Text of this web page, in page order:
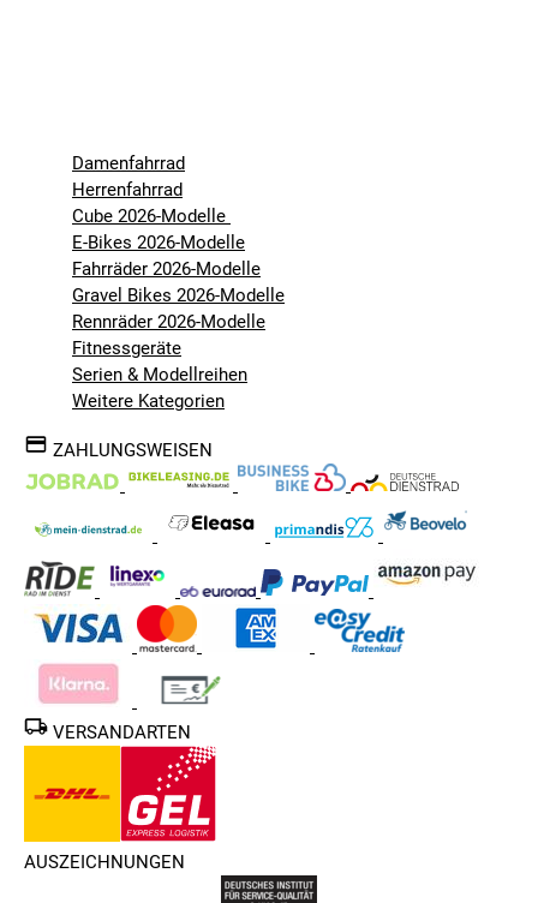
Damenfahrrad
Herrenfahrrad
Cube 2026-Modelle
E-Bikes 2026-Modelle
Fahrräder 2026-Modelle
Gravel Bikes 2026-Modelle
Rennräder 2026-Modelle
Fitnessgeräte
Serien & Modellreihen
Weitere Kategorien
ZAHLUNGSWEISEN
VERSANDARTEN
AUSZEICHNUNGEN